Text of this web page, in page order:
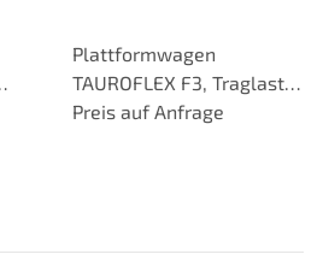
Plattformwagen
TAUROFLEX F3, Traglast
300 kg, TPE-Bereifung
Preis auf Anfrage